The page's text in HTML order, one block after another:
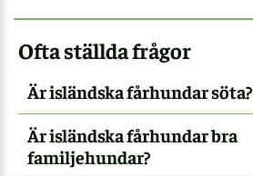
Ofta ställda frågor
Är isländska fårhundar söta?
Är isländska fårhundar bra
familjehundar?